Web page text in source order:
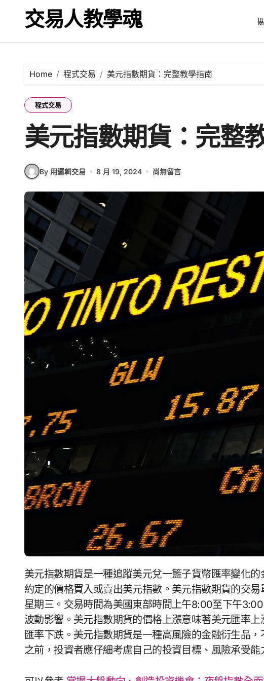
content交易人教學魂
Home 程式交易 美元指數期貨：完整教學指南
程式交易
美元指數期貨：完整
By 用邏輯交易 8 月 19, 2024 尚無留言
美元指數期貨是一種追蹤美元兌一籃子貨幣匯率變化的金融工具，允許投資者在未來某個日期以
約定的價格買入或賣出美元指數。美元指數期貨的交
星期三。交易時間為美國東部時間上午8:00至下午
波動影響。美元指數期貨的價格上漲意味著美元匯率
匯率下跌。美元指數期貨是一種高風險的金融衍生品
之前，投資者應仔細考慮自己的投資目標、風險承受能